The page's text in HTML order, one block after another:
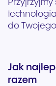
do
Jak
razem